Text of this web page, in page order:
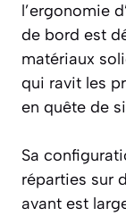
l’ergonomie
de bord est
matériaux
qui ravit les
en quête de
Sa
réparties sur
avant est